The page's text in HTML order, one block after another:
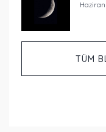
Haziran
TÜM